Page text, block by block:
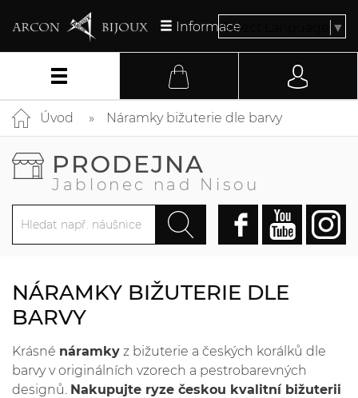
InformaceSelect Language ▼
Úvod Náramky bižuterie dle barvy
PRODEJNA
Jablonec nad Nisou
NÁRAMKY BIŽUTERIE DLE
BARVY
Krásné náramky z bižuterie a českých korálků dle
barvy v originálních vzorech a pestrobarevných
designů. Nakupujte ryze českou kvalitní bižuterii